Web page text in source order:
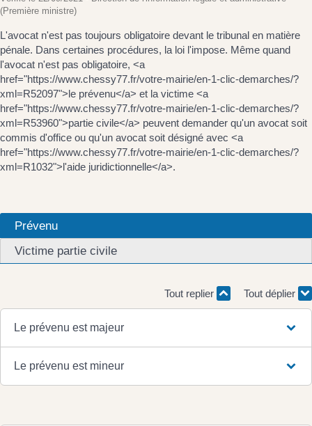
(Première ministre)
L'avocat n'est pas toujours obligatoire devant le tribunal en matière
pénale. Dans certaines procédures, la loi l'impose. Même quand
l'avocat n'est pas obligatoire, <a
href="https://www.chessy77.fr/votre-mairie/en-1-clic-demarches/?
xml=R52097">le prévenu</a> et la victime <a
href="https://www.chessy77.fr/votre-mairie/en-1-clic-demarches/?
xml=R53960">partie civile</a> peuvent demander qu'un avocat soit
commis d'office ou qu'un avocat soit désigné avec <a
href="https://www.chessy77.fr/votre-mairie/en-1-clic-demarches/?
xml=R1032">l'aide juridictionnelle</a>.
Prévenu
Victime partie civile
Tout replier Tout déplier
Le prévenu est majeur
Le prévenu est mineur